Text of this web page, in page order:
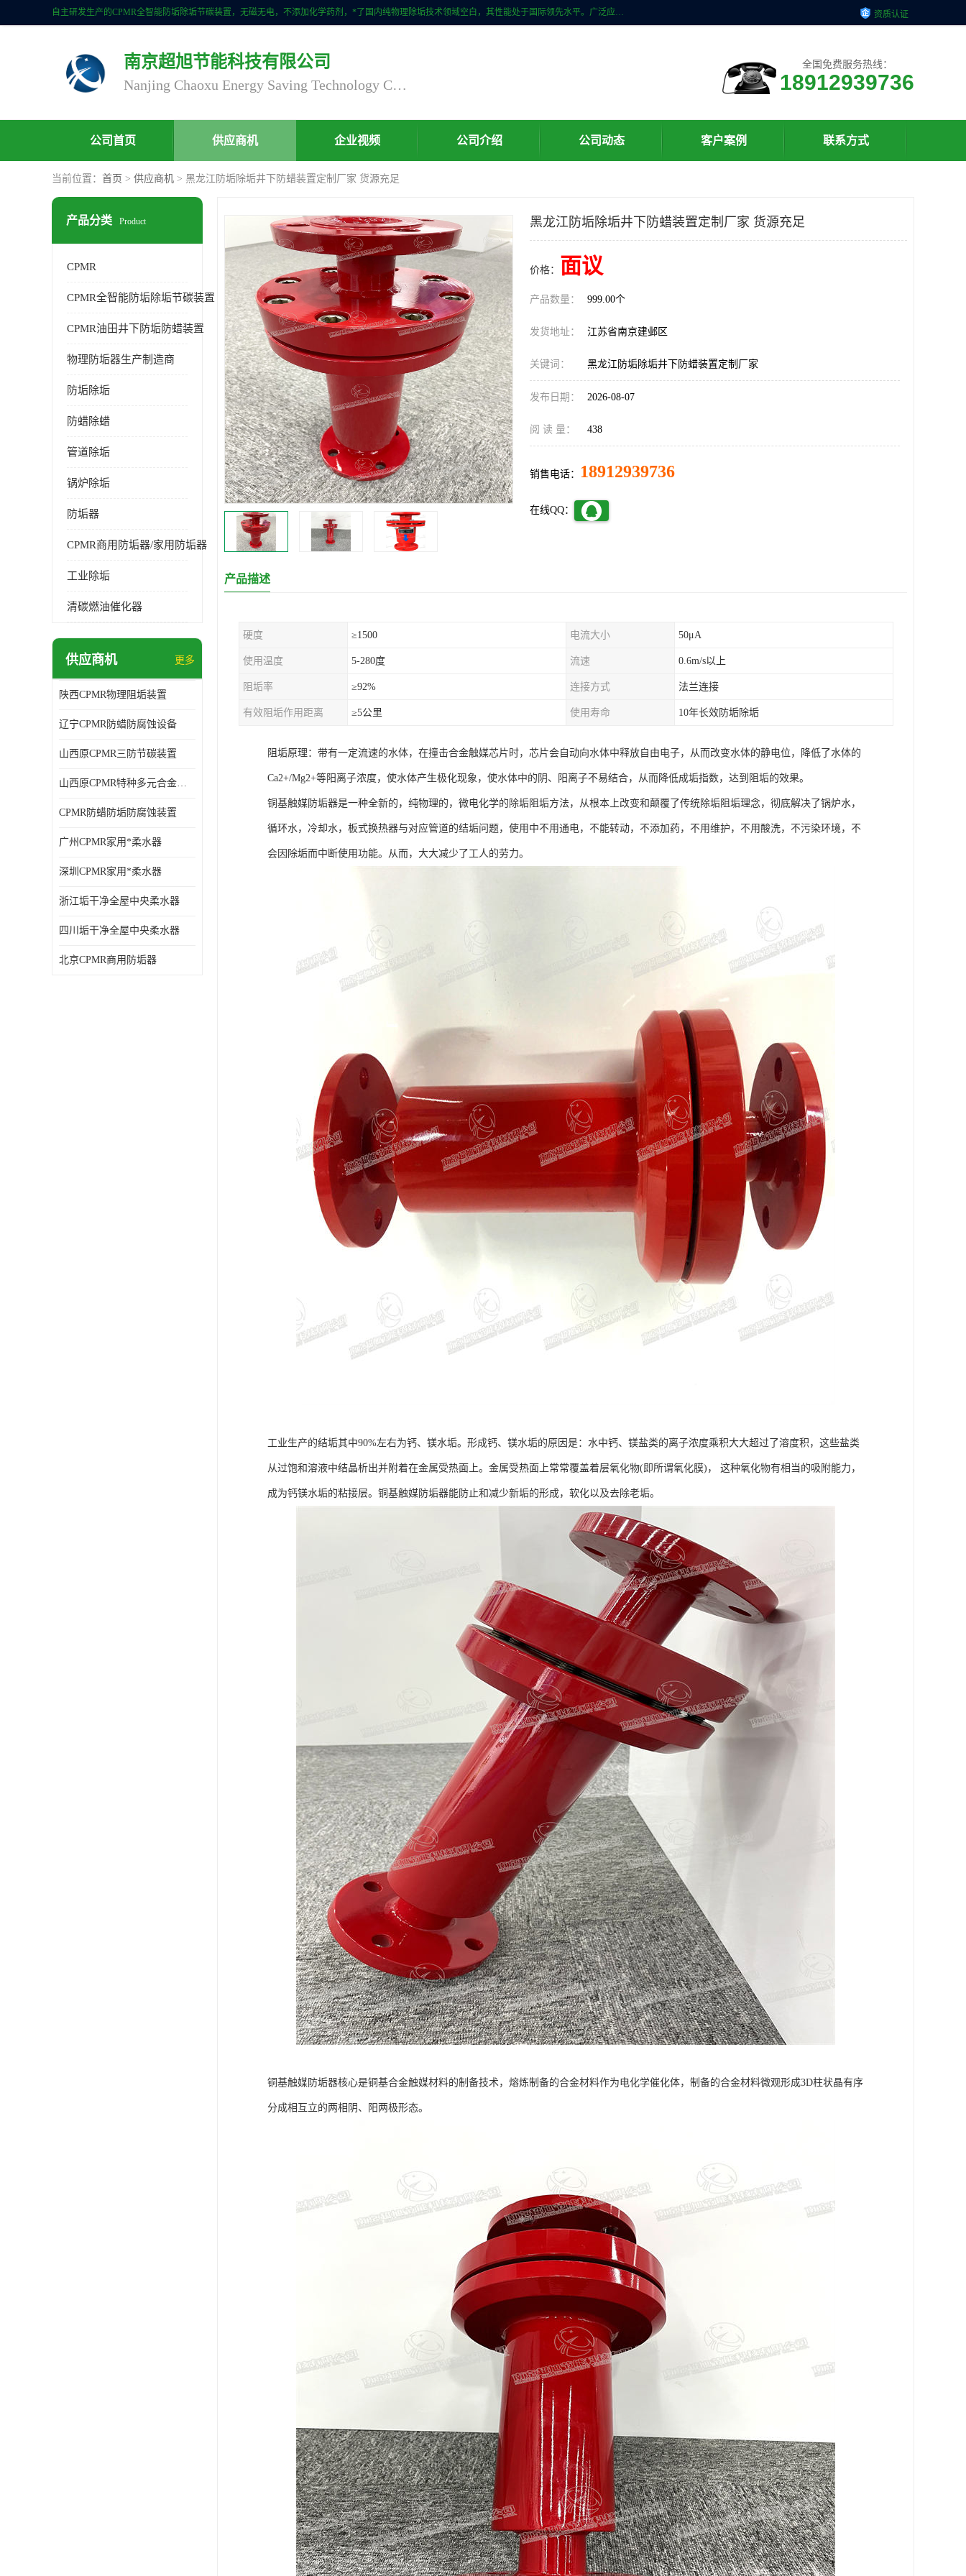
自主研发生产的CPMR全智能防垢除垢节碳装置，无磁无电，不添加化学药剂，*了国内纯物理除垢技术领域空白，其性能处于国际领先水平。广泛应用于石油炼化、钢铁冶炼、电力、煤矿、化工、供暖、压铸、汽车制造、涉水家电等行业。 资质认证
南京超旭节能科技有限公司
Nanjing Chaoxu Energy Saving Technology Co., Ltd
全国免费服务热线：
18912939736
公司首页 供应商机 企业视频 公司介绍 公司动态 客户案例 联系方式
当前位置： 首页 > 供应商机 > 黑龙江防垢除垢井下防蜡装置定制厂家 货源充足
产品分类 Product
CPMR
CPMR全智能防垢除垢节碳装置
CPMR油田井下防垢防蜡装置
物理防垢器生产制造商
防垢除垢
防蜡除蜡
管道除垢
锅炉除垢
防垢器
CPMR商用防垢器/家用防垢器
工业除垢
清碳燃油催化器
供应商机 更多
陕西CPMR物理阻垢装置
辽宁CPMR防蜡防腐蚀设备
山西原CPMR三防节碳装置
山西原CPMR特种多元合金防垢除垢设备
CPMR防蜡防垢防腐蚀装置
广州CPMR家用*柔水器
深圳CPMR家用*柔水器
浙江垢干净全屋中央柔水器
四川垢干净全屋中央柔水器
北京CPMR商用防垢器
黑龙江防垢除垢井下防蜡装置定制厂家 货源充足
价格： 面议
产品数量： 999.00个
发货地址： 江苏省南京建邺区
关键词： 黑龙江防垢除垢井下防蜡装置定制厂家
发布日期： 2026-08-07
阅 读 量： 438
销售电话： 18912939736
在线QQ：
产品描述
硬度 ≥1500 电流大小 50μA
使用温度 5-280度 流速 0.6m/s以上
阻垢率 ≥92% 连接方式 法兰连接
有效阻垢作用距离 ≥5公里 使用寿命 10年长效防垢除垢
阻垢原理：带有一定流速的水体，在撞击合金触媒芯片时，芯片会自动向水体中释放自由电子，从而改变水体的静电位，降低了水体的
Ca2+/Mg2+等阳离子浓度，使水体产生极化现象，使水体中的阴、阳离子不易结合，从而降低成垢指数，达到阻垢的效果。
铜基触媒防垢器是一种全新的，纯物理的，微电化学的除垢阻垢方法，从根本上改变和颠覆了传统除垢阻垢理念，彻底解决了锅炉水，
循环水，冷却水，板式换热器与对应管道的结垢问题，使用中不用通电，不能转动，不添加药，不用维护，不用酸洗，不污染环境，不
会因除垢而中断使用功能。从而，大大减少了工人的劳力。
工业生产的结垢其中90%左右为钙、镁水垢。形成钙、镁水垢的原因是：水中钙、镁盐类的离子浓度乘积大大超过了溶度积，这些盐类
从过饱和溶液中结晶析出并附着在金属受热面上。金属受热面上常常覆盖着层氧化物(即所谓氧化膜)， 这种氧化物有相当的吸附能力，
成为钙镁水垢的粘接层。铜基触媒防垢器能防止和减少新垢的形成，软化以及去除老垢。
铜基触媒防垢器核心是铜基合金触媒材料的制备技术，熔炼制备的合金材料作为电化学催化体，制备的合金材料微观形成3D柱状晶有序
分成相互立的两相阴、阳两极形态。